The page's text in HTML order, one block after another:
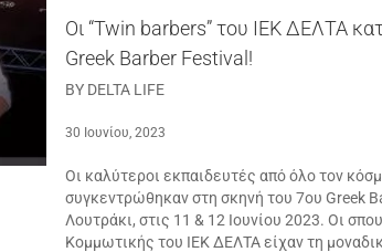
Οι “Twin barbers” του ΙΕΚ ΔΕΛΤΑ
Greek Barber Festival!
BY DELTA LIFE
30 Ιουνίου, 2023
Οι καλύτεροι εκπαιδευτές από όλο τον
συγκεντρώθηκαν στη σκηνή του 7ου Greek
Λουτράκι, στις 11 & 12 Ιουνίου 2023. Οι
Κομμωτικής του ΙΕΚ ΔΕΛΤΑ είχαν τη